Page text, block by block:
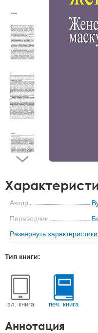
Автор
Переводчик
Серия
Вес
Тип обложки
Год
Развернуть характеристики
Тип книги:
эл. книга печ. книга
Аннотация